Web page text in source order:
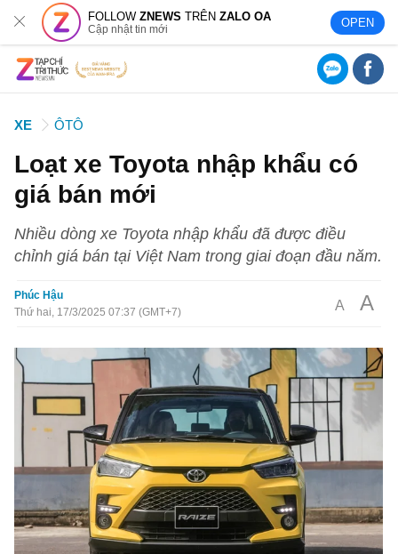
FOLLOWZNEWS TRÊNZALO OA
Cập nhật tin mới OPEN
XE ÔTÔ
Loạt xe Toyota nhập khẩu có
giá bán mới
Nhiều dòng xe Toyota nhập khẩu đã được điều
chỉnh giá bán tại Việt Nam trong giai đoạn đầu năm.
Phúc Hậu
Thứ hai, 17/3/2025 07:37 (GMT+7)
A A